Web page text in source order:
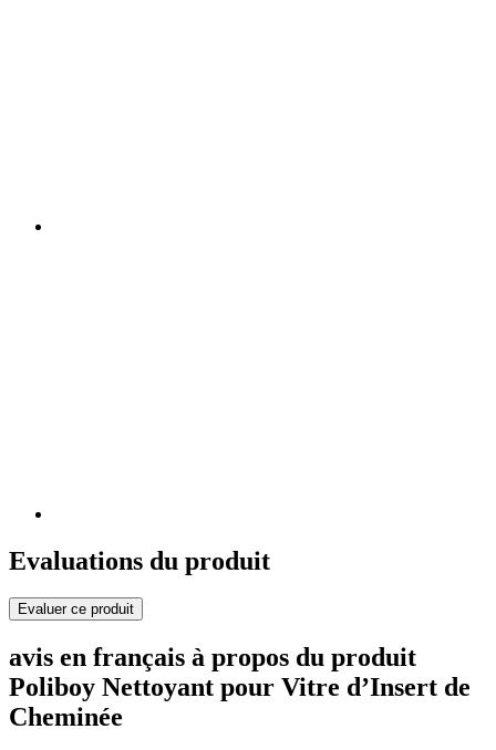
Evaluations du produit
Evaluer ce produit
avis en français à propos du produit
Poliboy Nettoyant pour Vitre d’Insert de
Cheminée